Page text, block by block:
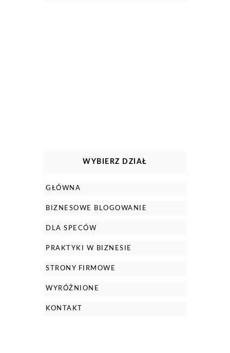
WYBIERZ DZIAŁ
GŁÓWNA
BIZNESOWE BLOGOWANIE
DLA SPECÓW
PRAKTYKI W BIZNESIE
STRONY FIRMOWE
WYRÓŻNIONE
KONTAKT